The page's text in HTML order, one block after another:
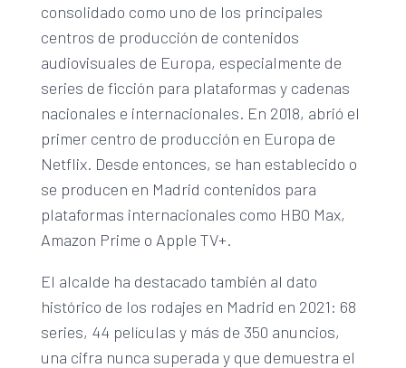
consolidado como uno de los principales
centros de producción de contenidos
audiovisuales de Europa, especialmente de
series de ficción para plataformas y cadenas
nacionales e internacionales. En 2018, abrió el
primer centro de producción en Europa de
Netflix. Desde entonces, se han establecido o
se producen en Madrid contenidos para
plataformas internacionales como HBO Max,
Amazon Prime o Apple TV+.
El alcalde ha destacado también al dato
histórico de los rodajes en Madrid en 2021: 68
series, 44 películas y más de 350 anuncios,
una cifra nunca superada y que demuestra el